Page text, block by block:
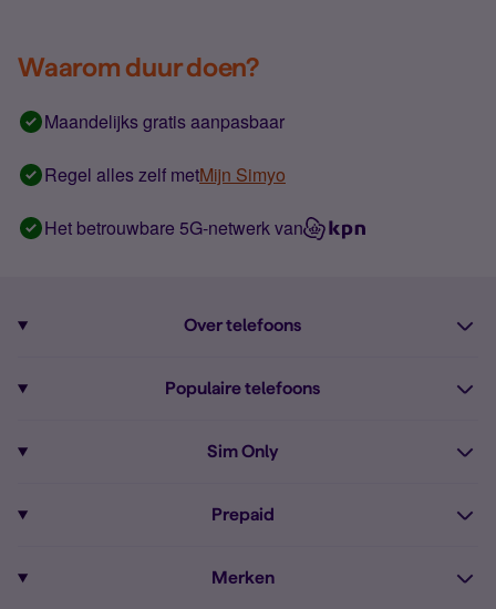
Waarom duur doen?
Maandelijks gratis aanpasbaar
Regel alles zelf metMijn Simyo
Het betrouwbare 5G-netwerk van
Over telefoons
Alle telefoons
Populaire telefoons
iPhone 16
Sim Only
Onbeperkt bellen
Prepaid
Merken